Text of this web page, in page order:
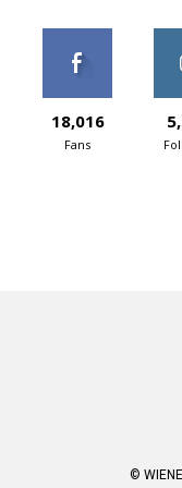
18,016
Fans
©